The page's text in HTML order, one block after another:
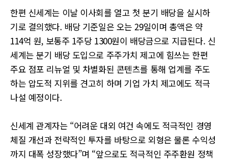
한편 신세계는 이날 이사회를 열고 첫 분기 배당을 실시하
기로 결의했다. 배당 기준일은 오는 29일이며 총액은 약
114억 원, 보통주 1주당 1300원이 배당금으로 지급된다. 신
세계는 분기 배당 도입으로 주주가치 제고에 힘쓰는 한편
주요 점포 리뉴얼 및 차별화된 콘텐츠를 통해 업계를 주도
하는 압도적 지위를 견고히 하며 기업 가치 제고에도 적극
나설 예정이다.
신세계 관계자는 “어려운 대외 여건 속에도 적극적인 경영
체질 개선과 전략적인 투자를 바탕으로 외형은 물론 수익성
까지 대폭 성장했다”며 “앞으로도 적극적인 주주환원 정책